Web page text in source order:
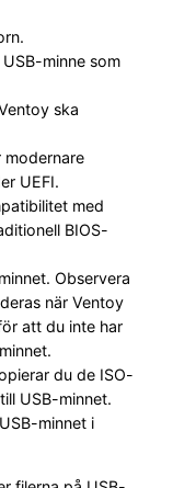
minne som
ska
modernare
UEFI.
med
BIOS-
Observera
när Ventoy
att du inte har
du de ISO-
USB-minnet.
minnet i